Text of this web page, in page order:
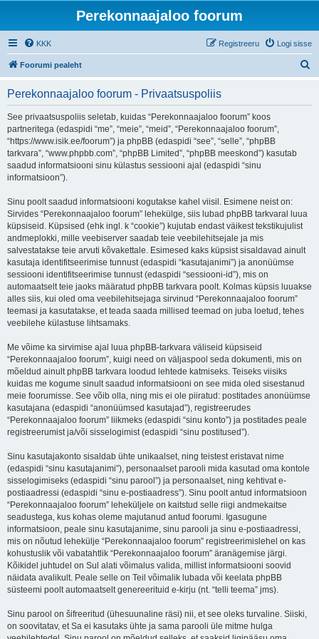
Perekonnaajaloo foorum
KKK Logi sisse
Registreeru
Foorumi pealeht
Perekonnaajaloo foorum - Privaatsuspoliis
See privaatsuspoliis seletab, kuidas “Perekonnaajaloo foorum” koos
partneritega (edaspidi “me”, “meie”, “meid”, “Perekonnaajaloo foorum”,
“https://www.isik.ee/foorum”) ja phpBB (edaspidi “see”, “selle”, “phpBB
tarkvara”, “www.phpbb.com”, “phpBB Limited”, “phpBB meeskond”) kasutab
saadud informatsiooni sinu külastus sessiooni ajal (edaspidi “sinu
informatsioon”).
Sinu poolt saadud informatsiooni kogutakse kahel viisil. Esimene neist on:
Sirvides “Perekonnaajaloo foorum” lehekülge, siis lubad phpBB tarkvaral luua
küpsiseid. Küpsised (ehk ingl. k “cookie”) kujutab endast väikest tekstikujulist
andmeplokki, mille veebiserver saadab teie veebilehitsejale ja mis
salvestatakse teie arvuti kõvakettale. Esimesed kaks küpsist sisaldavad ainult
kasutaja identifitseerimise tunnust (edaspidi “kasutajanimi”) ja anonüümse
sessiooni identifitseerimise tunnust (edaspidi “sessiooni-id”), mis on
automaatselt teie jaoks määratud phpBB tarkvara poolt. Kolmas küpsis luuakse
alles siis, kui oled oma veebilehitsejaga sirvinud “Perekonnaajaloo foorum”
teemasi ja kasutatakse, et teada saada millised teemad on juba loetud, tehes
veebilehe külastuse lihtsamaks.
Me võime ka sirvimise ajal luua phpBB-tarkvara väliseid küpsiseid
“Perekonnaajaloo foorum”, kuigi need on väljaspool seda dokumenti, mis on
mõeldud ainult phpBB tarkvara loodud lehtede katmiseks. Teiseks viisiks
kuidas me kogume sinult saadud informatsiooni on see mida oled sisestanud
meie foorumisse. See võib olla, ning mis ei ole piiratud: postitades anonüümse
kasutajana (edaspidi “anonüümsed kasutajad”), registreerudes
“Perekonnaajaloo foorum” liikmeks (edaspidi “sinu konto”) ja postitades peale
registreerumist ja/või sisselogimist (edaspidi “sinu postitused”).
Sinu kasutajakonto sisaldab ühte unikaalset, ning teistest eristavat nime
(edaspidi “sinu kasutajanimi”), personaalset parooli mida kasutad oma kontole
sisselogimiseks (edaspidi “sinu parool”) ja personaalset, ning kehtivat e-
postiaadressi (edaspidi “sinu e-postiaadress”). Sinu poolt antud informatsioon
“Perekonnaajaloo foorum” leheküljele on kaitstud selle riigi andmekaitse
seadustega, kus kohas oleme majutanud antud foorumi. Igasugune
informatsioon, peale sinu kasutajanime, sinu parooli ja sinu e-postiaadressi,
mis on nõutud lehekülje “Perekonnaajaloo foorum” registreerimislehel on kas
kohustuslik või vabatahtlik “Perekonnaajaloo foorum” äranägemise järgi.
Kõikidel juhtudel on Sul alati võimalus valida, millist informatsiooni soovid
näidata avalikult. Peale selle on Teil võimalik lubada või keelata phpBB
süsteemi poolt automaatselt genereerituid e-kirju (nt. “telli teema” jms).
Sinu parool on šifreeritud (ühesuunaline räsi) nii, et see oleks turvaline. Siiski,
on soovitatav, et Sa ei kasutaks ühte ja sama parooli üle mitme hulga